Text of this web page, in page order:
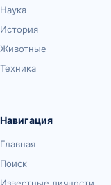
Наука
История
Животные
Техника
Навигация
Главная
Поиск